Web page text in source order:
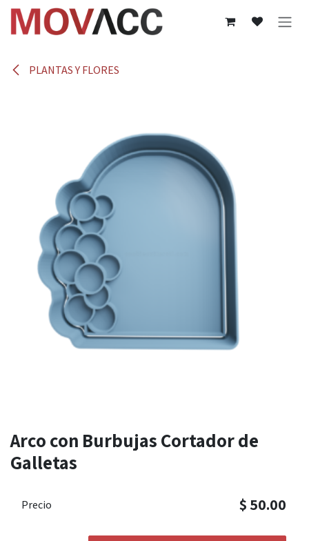
Ir al contenido
PLANTAS Y FLORES
Arco con Burbujas Cortador de
Galletas
Precio $ 50.00